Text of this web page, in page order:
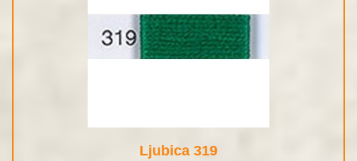
Ljubica 319